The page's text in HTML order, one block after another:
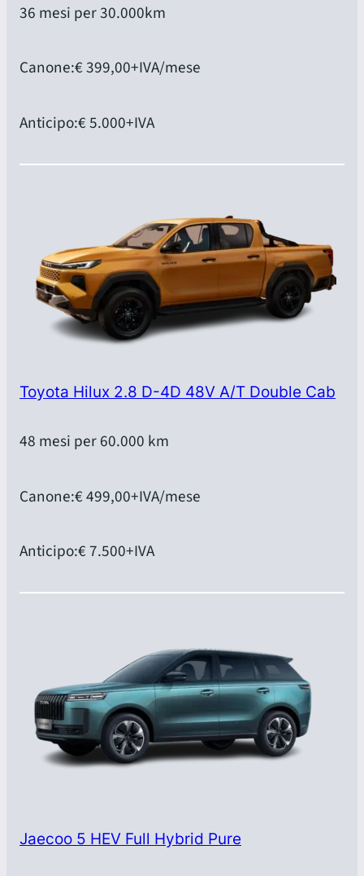
36 mesi per 30.000km
Canone:€ 399,00+IVA/mese
Anticipo:€ 5.000+IVA
Toyota Hilux 2.8 D-4D 48V A/T Double Cab
48 mesi per 60.000 km
Canone:€ 499,00+IVA/mese
Anticipo:€ 7.500+IVA
Jaecoo 5 HEV Full Hybrid Pure